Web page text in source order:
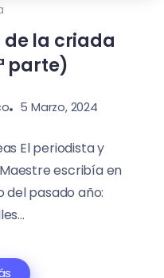
de la criada
parte)
5 Marzo, 2024
El periodista y
escribía en
del pasado año: